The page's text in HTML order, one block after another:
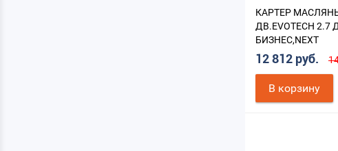
КАРТЕР
ДВ.EVOTECH
БИЗНЕС,NEXT
12 812 руб.
В корзину